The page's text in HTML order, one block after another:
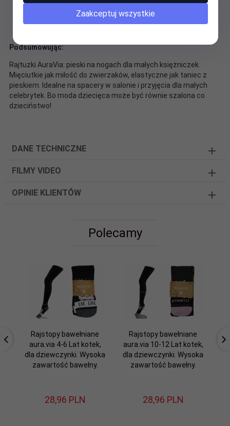
dostaną przynajmniej pieskowe rajtuzki!
Podsumowując:
Rajtuzki AuraVia: pieski na nogach dla małych księżniczek.
Mięciutkie jak miłość do zwierzaków, elastyczne jak taniec z
pieskiem. Idealne na spacery w salonie i przyjęcia dla małych
celebrytek. Bo moda dziecięca może być równie szalona co
dzieciństwo!
DANE TECHNICZNE
FILMY VIDEO
OPINIE KLIENTÓW
Polecamy
Rajstopy bawełniane
aura.via 4-6 Lat kotek,
dla dziewczynki. Wysoka
zawartość bawełny.
28,96 PLN
Rajstopy bawełniane
aura.via 10-12 Lat kotek,
dla dziewczynki. Wysoka
zawartość bawełny.
28,96 PLN
Zaakceptuj wszystkie